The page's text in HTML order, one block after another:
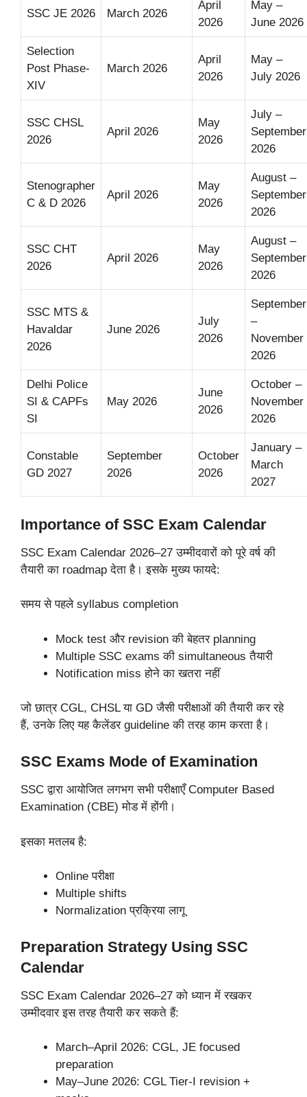
SSC JE 2026 March 2026
April
2026
May –
June 2026
Selection
Post Phase-
XIV
March 2026
April
2026
May –
July 2026
SSC CHSL
2026
April 2026
May
2026
July –
September
2026
Stenographer
C & D 2026
April 2026
May
2026
August –
September
2026
SSC CHT
2026
April 2026
May
2026
August –
September
2026
SSC MTS &
Havaldar
2026
June 2026
July
2026
September
–
November
2026
Delhi Police
SI & CAPFs
SI
May 2026
June
2026
October –
November
2026
Constable
GD 2027
September
2026
October
2026
January –
March
2027
Importance of SSC Exam Calendar
SSC Exam Calendar 2026–27 उम्मीदवारों को पूरे वर्ष की
तैयारी का roadmap देता है। इसके मुख्य फायदे:
समय से पहले syllabus completion
Mock test और revision की बेहतर planning
Multiple SSC exams की simultaneous तैयारी
Notification miss होने का खतरा नहीं
जो छात्र CGL, CHSL या GD जैसी परीक्षाओं की तैयारी कर रहे
हैं, उनके लिए यह कैलेंडर guideline की तरह काम करता है।
SSC Exams Mode of Examination
SSC द्वारा आयोजित लगभग सभी परीक्षाएँ Computer Based
Examination (CBE) मोड में होंगी।
इसका मतलब है:
Online परीक्षा
Multiple shifts
Normalization प्रक्रिया लागू
Preparation Strategy Using SSC
Calendar
SSC Exam Calendar 2026–27 को ध्यान में रखकर
उम्मीदवार इस तरह तैयारी कर सकते हैं:
March–April 2026: CGL, JE focused
preparation
May–June 2026: CGL Tier-I revision +